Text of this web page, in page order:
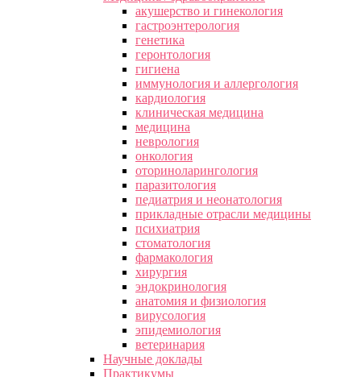
акушерство и гинекология
гастроэнтерология
генетика
геронтология
гигиена
иммунология и аллергология
кардиология
клиническая медицина
медицина
неврология
онкология
оториноларингология
паразитология
педиатрия и неонатология
прикладные отрасли медицины
психиатрия
стоматология
фармакология
хирургия
эндокринология
анатомия и физиология
вирусология
эпидемиология
ветеринария
Научные доклады
Практикумы